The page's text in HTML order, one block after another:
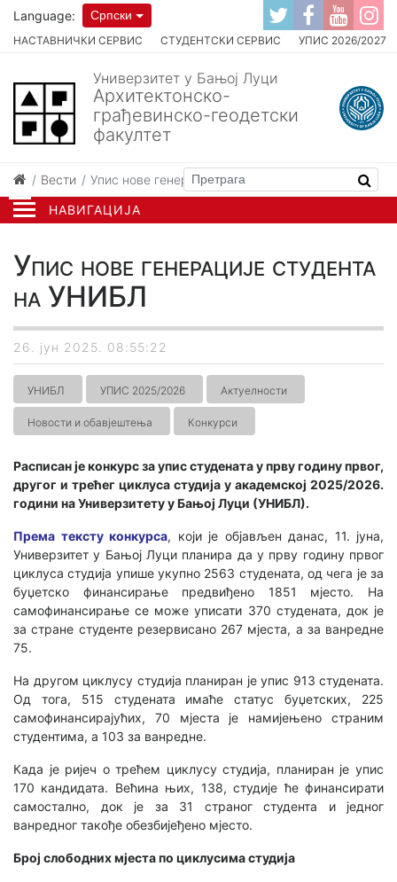
НАВИГАЦИЈА
НАСТАВНИЧКИ СЕРВИС СТУДЕНТСКИ СЕРВИС УПИС 2026/2027
Language: Српски
Универзитет у Бањој Луци
Архитектонско-
грађевинско-геодетски
факултет
Вести Упис нове генерације студента на УНИБЛ
Упис нове генерације студента
на УНИБЛ
26. јун 2025. 08:55:22
УНИБЛ УПИС 2025/2026 Актуелности
Новости и обавјештења Конкурси
Расписан је конкурс за упис студената у прву годину првог,
другог и трећег циклуса студија у академској 2025/2026.
години на Универзитету у Бањој Луци (УНИБЛ).
Према тексту конкурса, који је објављен данас, 11. јуна,
Универзитет у Бањој Луци планира да у прву годину првог
циклуса студија упише укупно 2563 студената, од чега је за
буџетско финансирање предвиђено 1851 мјестo. На
самофинансирање се може уписати 370 студената, док је
за стране студенте резервисано 267 мјеста, а за ванредне
75.
На другом циклусу студија планиран је упис 913 студената.
Од тога, 515 студената имаће статус буџетских, 225
самофинансирајућих, 70 мјеста је намијењено страним
студентима, а 103 за ванредне.
Када је ријеч о трећем циклусу студија, планиран је упис
170 кандидата. Већина њих, 138, студије ће финансирати
самостално, док је за 31 страног студента и једног
ванредног такође обезбијеђено мјесто.
Број слободних мјеста по циклусима студија